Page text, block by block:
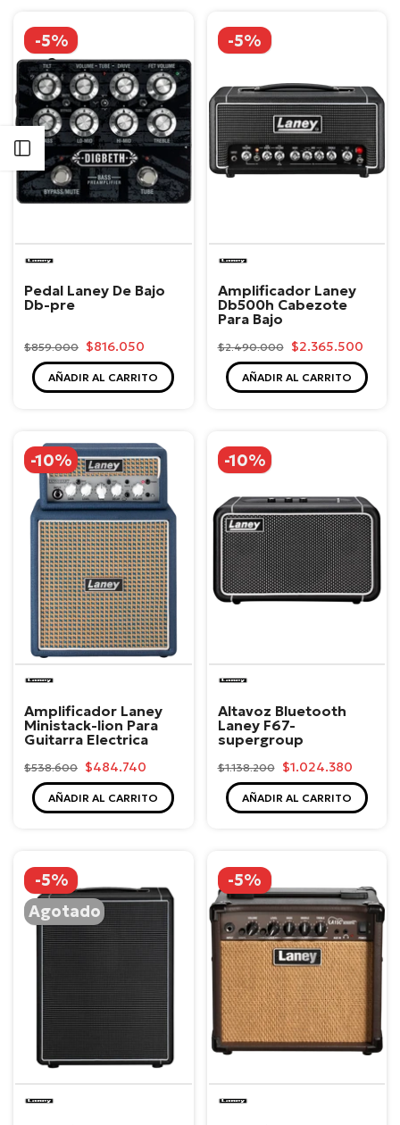
Abrir barra lateral
-5%
Pedal Laney De Bajo
Db-pre
$859.000 $816.050
AÑADIR AL CARRITO
-5%
Laney
Amplificador Laney
Db500h Cabezote
Para Bajo
$2.490.000 $2.365.500
AÑADIR AL CARRITO
-10%
Amplificador Laney
Ministack-lion Para
Guitarra Electrica
$538.600 $484.740
AÑADIR AL CARRITO
-10%
Laney
Altavoz Bluetooth
Laney F67-
supergroup
$1.138.200 $1.024.380
AÑADIR AL CARRITO
-5%
Agotado
-5%
Laney